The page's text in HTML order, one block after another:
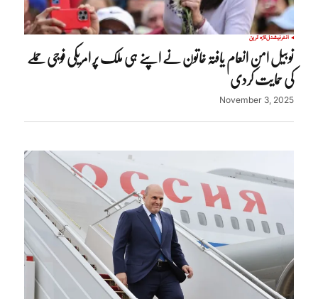
انٹرنیشنلتازہ ترین
نوبیل امن انعام یافتہ خاتون نے اپنے ہی ملک پر امریکی فوجی حملے
کی حمایت کردی
November 3, 2025